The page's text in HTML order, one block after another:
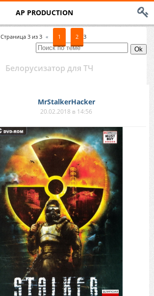
AP PRODUCTION
Страница 3 из 3 « 1 2 3
Белорусизатор для ТЧ
MrStalkerHacker
20.02.2018 в 14:56